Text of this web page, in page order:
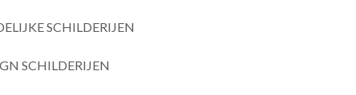
SCHILDERIJEN
SCHILDERIJEN